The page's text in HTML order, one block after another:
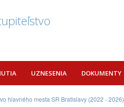
UZNESENIA DOKUMENTY
hlavného mesta SR Bratislavy (2022 -